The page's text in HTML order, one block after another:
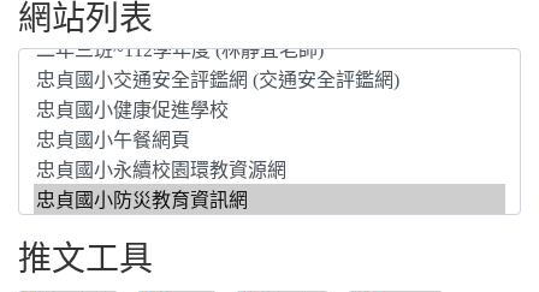
網站列表
推文工具